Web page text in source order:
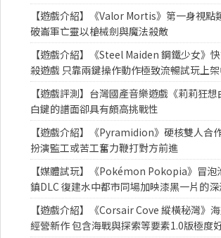
【遊戲介紹】《Valor Mortis》第一身視點
破崙軍亡靈以槍械劍與魔法殺敵
【遊戲介紹】《Steel Maiden 鋼鐵少女》
殺遊戲 只靠兩鍵操作動作極致流暢試玩上
【遊戲評測】台灣國產音樂遊戲《莉莉狂
白鍵的譜面卻具有頗高挑戰性
【遊戲介紹】《Pyramidion》硬核雙人合
扮演監工或苦工奮力鞭打對方前進
【媒體試玩】《Pokémon Pokopia》冒泡
鎮DLC 復建水中都市同場加映漆黑一片的
【遊戲介紹】《Corsair Cove 縱橫秘灣》
經營新作 包含海戰與探索等要素1.0版極度